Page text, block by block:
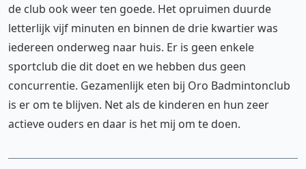
de club ook weer ten goede. Het opruimen duurde
letterlijk vijf minuten en binnen de drie kwartier was
iedereen onderweg naar huis. Er is geen enkele
sportclub die dit doet en we hebben dus geen
concurrentie. Gezamenlijk eten bij Oro Badmintonclub
is er om te blijven. Net als de kinderen en hun zeer
actieve ouders en daar is het mij om te doen.